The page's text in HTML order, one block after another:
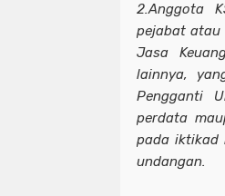
2.Anggota
pejabat atau
Jasa
lainnya,
Pengganti
perdata
pada iktikad
undangan.